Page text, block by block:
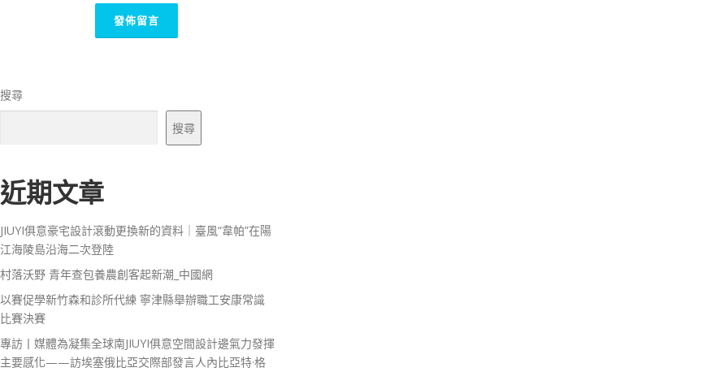
搜尋
搜尋
近期文章
JIUYI俱意豪宅設計滾動更換新的資料｜臺風“韋帕”在陽
江海陵島沿海二次登陸
村落沃野 青年查包養農創客起新潮_中國網
以賽促學新竹森和診所代練 寧津縣舉辦職工安康常識
比賽決賽
專訪丨媒體為凝集全球南JIUYI俱意空間設計邊氣力發揮
主要感化——訪埃塞俄比亞交際部發言人內比亞特·格